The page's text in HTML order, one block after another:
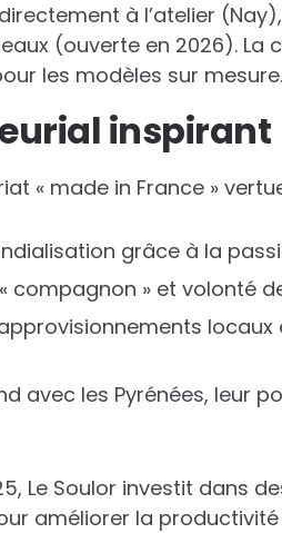
à l’atelier
(ouverte en 2026).
les modèles sur mesure.
inspirant
« made in France »
grâce à la
compagnon » et volonté
avec les Pyrénées, leur
Le Soulor investit dans
améliorer la productivité